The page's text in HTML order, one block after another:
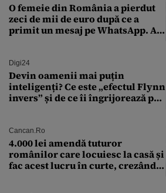
O femeie din România a pierdut
zeci de mii de euro după ce a
primit un mesaj pe WhatsApp. A
Digi24
Devin oamenii mai puțin
inteligenți? Ce este „efectul Flynn
invers” și de ce îi îngrijorează pe
Cancan.ro
4.000 lei amendă tuturor
românilor care locuiesc la casă și
fac acest lucru în curte, crezând